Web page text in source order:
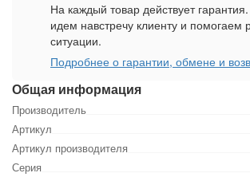
Общая информация
Производитель
Артикул
Артикул производителя
Серия
На каждый товар действует
идем навстречу клиенту и помогаем
ситуации.
Подробнее о гарантии, обмене и